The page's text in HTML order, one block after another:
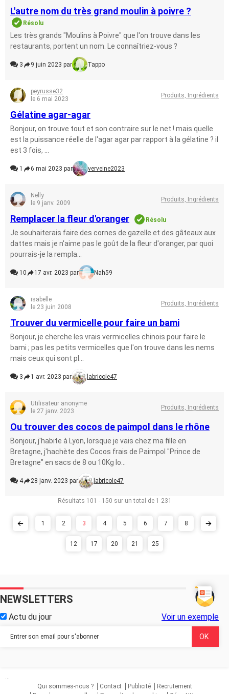
L'autre nom du très grand moulin à poivre ?
Résolu
Les très grands "Moulins à Poivre" que l'on trouve dans les
restaurants, portent un nom. Le connaîtriez-vous ?
3 9 juin 2023 par Tappo
peyrusse32
le 6 mai 2023
Produits, Ingrédients
Gélatine agar-agar
Bonjour, on trouve tout et son contraire sur le net ! mais quelle
est la puissance réelle de l'agar agar par rapport à la gélatine ? il
est 3 fois, ...
1 6 mai 2023 par verveine2023
Nelly
le 9 janv. 2009
Produits, Ingrédients
Remplacer la fleur d'oranger Résolu
Je souhaiterais faire des cornes de gazelle et des gâteaux aux
dattes mais je n'aime pas le goût de la fleur d'oranger, par quoi
pourrais-je la rempla...
10 17 avr. 2023 par Nah59
isabelle
le 23 juin 2008
Produits, Ingrédients
Trouver du vermicelle pour faire un bami
Bonjour, je cherche les vrais vermicelles chinois pour faire le
bami ; pas les petits vermicelles que l'on trouve dans les nems
mais ceux qui sont pl...
3 1 avr. 2023 par labricole47
Utilisateur anonyme
le 27 janv. 2023
Produits, Ingrédients
Ou trouver des cocos de paimpol dans le rhône
Bonjour, j'habite à Lyon, lorsque je vais chez ma fille en
Bretagne, j'hachète des Cocos frais de Paimpol "Prince de
Bretagne" en sacs de 8 ou 10Kg lo...
4 28 janv. 2023 par labricole47
Résultats 101 - 150 sur un total de 1 231
1 2 3 4 5 6 7 8
12 17 20 21 25
NEWSLETTERS
Actu du jour Voir un exemple
...
Qui sommes-nous ?
Contact Publicité
Recrutement